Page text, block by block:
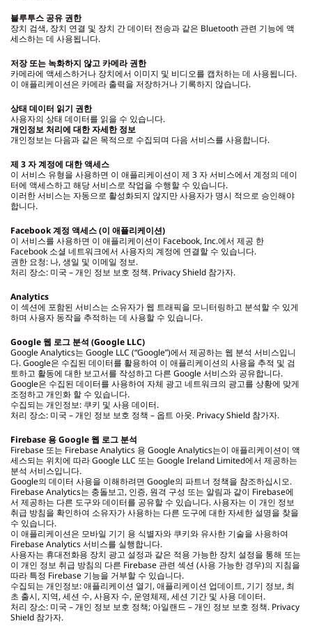
블루투스 공유 권한
장치 검색, 장치 연결 및 장치 간 데이터 전송과 같은 Bluetooth 관련 기능에 액
세스하는 데 사용됩니다.
저장 또는 녹화하지 않고 카메라 권한
카메라에 액세스하거나 장치에서 이미지 및 비디오를 캡처하는 데 사용됩니다.
이 애플리케이션은 카메라 출력을 저장하거나 기록하지 않습니다.
상태 데이터 읽기 권한
사용자의 상태 데이터를 읽을 수 있습니다.
개인정보 처리에 대한 자세한 정보
개인정보는 다음과 같은 목적으로 수집되며 다음 서비스를 사용합니다.
제 3 자 계정에 대한 액세스
이 서비스 유형을 사용하면 이 애플리케이션이 제 3 자 서비스에서 계정의 데이
터에 액세스하고 해당 서비스로 작업을 수행할 수 있습니다.
이러한 서비스는 자동으로 활성화되지 않지만 사용자가 명시 적으로 승인해야
합니다.
Facebook 계정 액세스 (이 애플리케이션)
이 서비스를 사용하면 이 애플리케이션이 Facebook, Inc.에서 제공 한
Facebook 소셜 네트워크에서 사용자의 계정에 연결할 수 있습니다.
권한 요청: 나, 생일 및 이메일 정보.
처리 장소: 미국 – 개인 정보 보호 정책. Privacy Shield 참가자.
Analytics
이 섹션에 포함된 서비스는 소유자가 웹 트래픽을 모니터링하고 분석할 수 있게
하며 사용자 동작을 추적하는 데 사용할 수 있습니다.
Google 웹 로그 분석 (Google LLC)
Google Analytics는 Google LLC (“Google”)에서 제공하는 웹 분석 서비스입니
다. Google은 수집된 데이터를 활용하여 이 애플리케이션의 사용을 추적 및 검
토하고 활동에 대한 보고서를 작성하고 다른 Google 서비스와 공유합니다.
Google은 수집된 데이터를 사용하여 자체 광고 네트워크의 광고를 상황에 맞게
조정하고 개인화 할 수 있습니다.
수집되는 개인정보: 쿠키 및 사용 데이터.
처리 장소: 미국 – 개인 정보 보호 정책 – 옵트 아웃. Privacy Shield 참가자.
Firebase용 Google 웹 로그 분석
Firebase 또는 Firebase Analytics 용 Google Analytics는이 애플리케이션이 액
세스되는 위치에 따라 Google LLC 또는 Google Ireland Limited에서 제공하는
분석 서비스입니다.
Google의 데이터 사용을 이해하려면 Google의 파트너 정책을 참조하십시오.
Firebase Analytics는 충돌보고, 인증, 원격 구성 또는 알림과 같이 Firebase에
서 제공하는 다른 도구와 데이터를 공유할 수 있습니다. 사용자는 이 개인 정보
취급 방침을 확인하여 소유자가 사용하는 다른 도구에 대한 자세한 설명을 찾을
수 있습니다.
이 애플리케이션은 모바일 기기 용 식별자와 쿠키와 유사한 기술을 사용하여
Firebase Analytics 서비스를 실행합니다.
사용자는 휴대전화용 장치 광고 설정과 같은 적용 가능한 장치 설정을 통해 또는
이 개인 정보 취급 방침의 다른 Firebase 관련 섹션 (사용 가능한 경우)의 지침을
따라 특정 Firebase 기능을 거부할 수 있습니다.
수집되는 개인정보: 애플리케이션 열기, 애플리케이션 업데이트, 기기 정보, 최
초 출시, 지역, 세션 수, 사용자 수, 운영체제, 세션 기간 및 사용 데이터.
처리 장소: 미국 – 개인 정보 보호 정책; 아일랜드 – 개인 정보 보호 정책. Privacy
Shield 참가자.